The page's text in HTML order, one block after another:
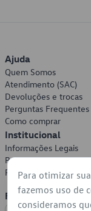
Ajuda
Quem Somos
Atendimento (SAC)
Devoluções e trocas
Perguntas Frequentes
Como comprar
Institucional
Informações Legais
Política de Privacidade
Política de Cookies
Formas de
Para otimizar
fazemos uso de
consideramos